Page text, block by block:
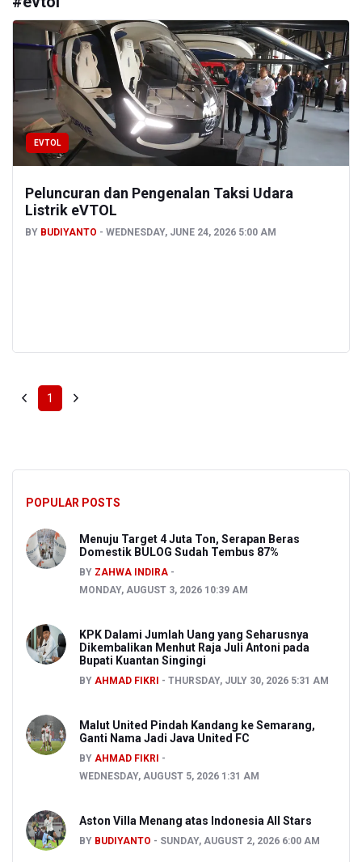
EVTOL
Peluncuran dan Pengenalan Taksi Udara
Listrik eVTOL
BY BUDIYANTO WEDNESDAY, JUNE 24, 2026 5:00 AM
1
POPULAR POSTS
Menuju Target 4 Juta Ton, Serapan Beras
Domestik BULOG Sudah Tembus 87%
BY ZAHWA INDIRA
MONDAY, AUGUST 3, 2026 10:39 AM
KPK Dalami Jumlah Uang yang Seharusnya
Dikembalikan Menhut Raja Juli Antoni pada
Bupati Kuantan Singingi
BY AHMAD FIKRI THURSDAY, JULY 30, 2026 5:31 AM
Malut United Pindah Kandang ke Semarang,
Ganti Nama Jadi Java United FC
BY AHMAD FIKRI
WEDNESDAY, AUGUST 5, 2026 1:31 AM
Aston Villa Menang atas Indonesia All Stars
BY BUDIYANTO SUNDAY, AUGUST 2, 2026 6:00 AM